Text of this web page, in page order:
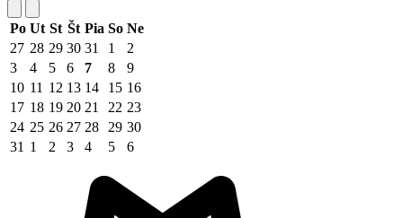
Po Ut St Št Pia So Ne
27 28 29 30 31 1
2
3
4 5 6 7 8
9
10 11 12 13 14 15 16
17 18 19 20 21 22 23
24 25 26 27 28 29 30
31 1 2 3 4 5 6